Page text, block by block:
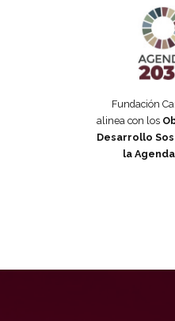
Fundación
alinea con los
Desarrollo
la